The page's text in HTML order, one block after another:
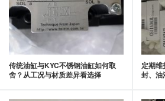
传统油缸与KYC不锈钢油缸如何取
舍？从工况与材质差异看选择
定期
封、油